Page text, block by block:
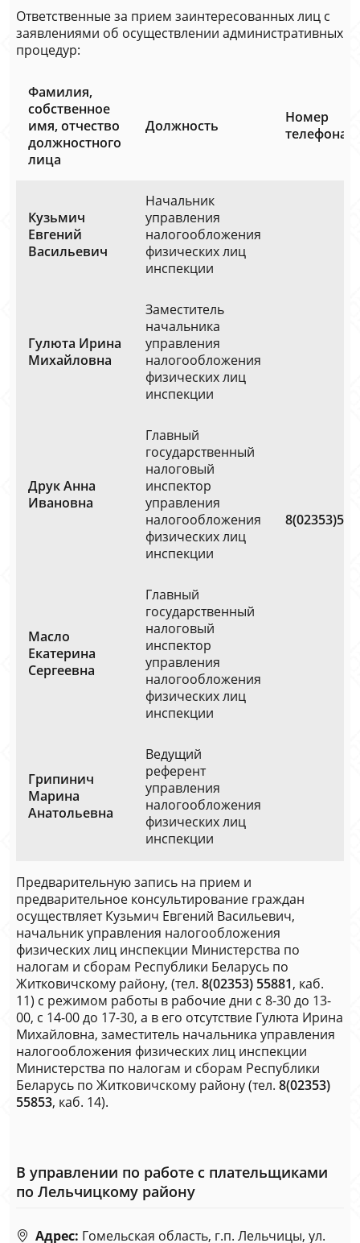
Ответственные за прием заинтересованных лиц с
заявлениями об осуществлении административных
процедур:
Фамилия,
собственное
имя, отчество
должностного
лица
Должность
Номер
телефона
Кузьмич
Евгений
Васильевич
Начальник
управления
налогообложения
физических лиц
инспекции
Гулюта Ирина
Михайловна
Заместитель
начальника
управления
налогообложения
физических лиц
инспекции
Друк Анна
Ивановна
Главный
государственный
налоговый
инспектор
управления
налогообложения
физических лиц
инспекции
Масло
Екатерина
Сергеевна
Главный
государственный
налоговый
инспектор
управления
налогообложения
физических лиц
инспекции
Грипинич
Марина
Анатольевна
Ведущий
референт
управления
налогообложения
физических лиц
инспекции
Предварительную запись на прием и
предварительное консультирование граждан
осуществляет Кузьмич Евгений Васильевич,
начальник управления налогообложения
физических лиц инспекции Министерства по
налогам и сборам Республики Беларусь по
Житковичскому району, (тел. 8(02353) 55881, каб.
11) с режимом работы в рабочие дни с 8-30 до 13-
00, с 14-00 до 17-30, а в его отсутствие Гулюта Ирина
Михайловна, заместитель начальника управления
налогообложения физических лиц инспекции
Министерства по налогам и сборам Республики
Беларусь по Житковичскому району (тел. 8(02353)
55853, каб. 14).
В управлении по работе с плательщиками
по Лельчицкому району
Адрес: Гомельская область, г.п. Лельчицы, ул.